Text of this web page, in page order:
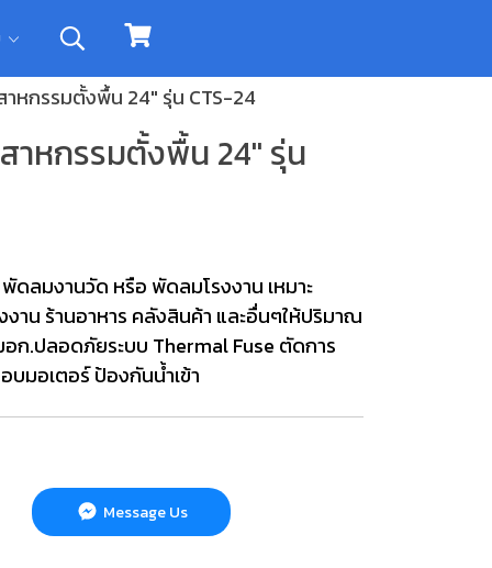
าหกรรมตั้งพื้น 24" รุ่น CTS-24
าหกรรมตั้งพื้น 24" รุ่น
ลมงานวัด หรือ พัดลมโรงงาน เหมาะ
าน ร้านอาหาร คลังสินค้า และอื่นๆให้ปริมาณ
ก.ปลอดภัยระบบ Thermal Fuse ตัดการ
บมอเตอร์ ป้องกันน้ำเข้า
Message Us